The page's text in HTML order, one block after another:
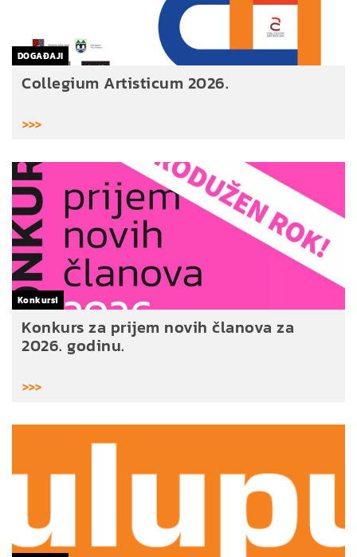
DOGAĐAJI
Collegium Artisticum 2026.
>>>
Konkursi
Konkurs za prijem novih članova za
2026. godinu.
>>>